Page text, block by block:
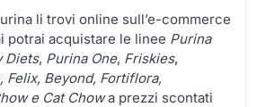
li trovi online sull’e-commerce
potrai acquistare le linee Purina
Diets, Purina One, Friskies,
Felix, Beyond, Fortiflora,
e Cat Chowa prezzi scontati